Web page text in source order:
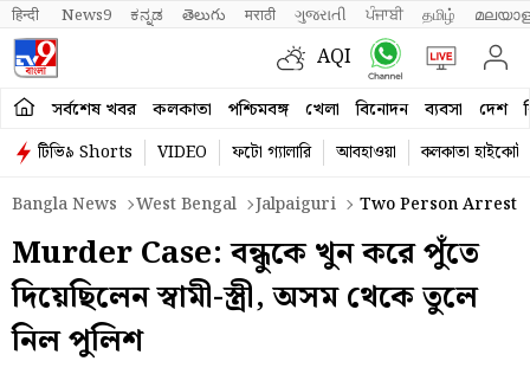
हिन्दी News9 ಕನ್ನಡ తెలుగు मराठी ગુજરાતી ਪੰਜਾਬੀ தமிழ்
AQI
সর্বশেষ খবর কলকাতা পশ্চিমবঙ্গ খেলা বিনোদন ব্যবসা দেশ
টিভি৯ Shorts VIDEO ফটো গ্যালারি আবহাওয়া
কলকাতা হাইকোর্ট
Bangla News
West Bengal Jalpaiguri Two Person
Murder Case: বন্ধুকে খুন করে পুঁতে
দিয়েছিলেন স্বামী-স্ত্রী, অসম থেকে তুলে
নিল পুলিশ